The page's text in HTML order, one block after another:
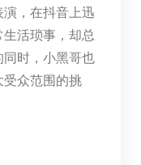
，在抖音上迅
活琐事，却总
时，小黑哥也
受众范围的挑